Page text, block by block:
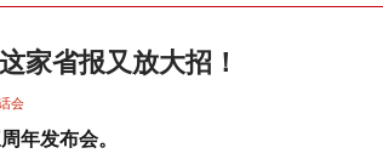
家省报又放大招！
会
年发布会。